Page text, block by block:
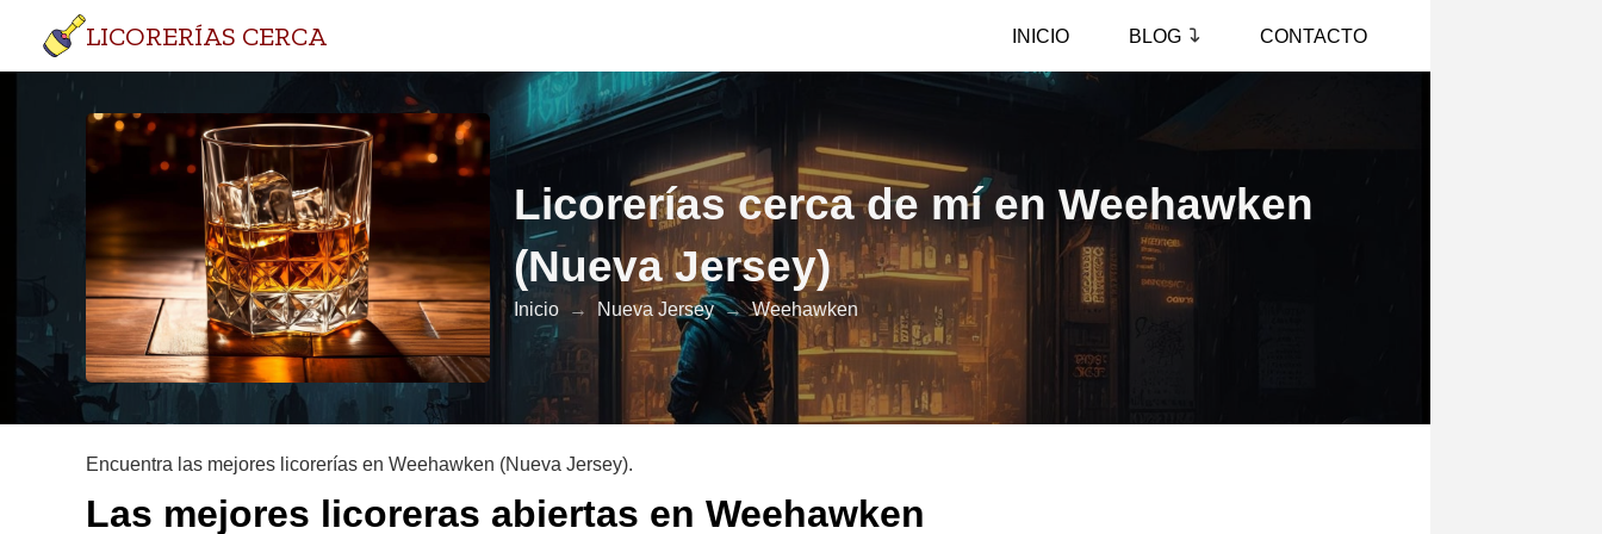
LICORERÍAS CERCA INICIO BLOG CONTACTO
Licorerías cerca de mí en Weehawken
(Nueva Jersey)
Inicio → Nueva Jersey → Weehawken
Encuentra las mejores licorerías en Weehawken (Nueva Jersey).
Las mejores licoreras abiertas en Weehawken